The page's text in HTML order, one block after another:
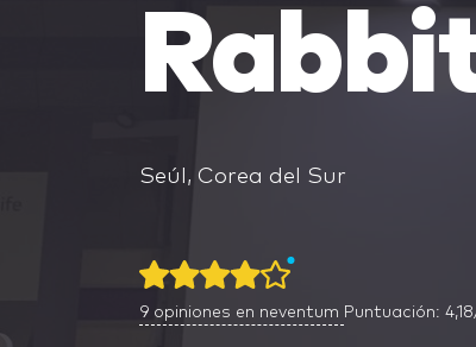
Seúl, Corea del Sur
9 opiniones en neventum Puntuación: